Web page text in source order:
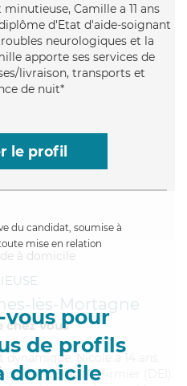
Camille a 11 ans
d'Etat d'aide-soignant
neurologiques et la
apporte ses services de
livraison, transports et
de nuit*
le profil
du candidat, soumise à
mise en relation
pour
de profils
domicile
lès-Mortagne
chez Vous
dynamique, Nicole a 14 ans
d'Etat d'infirmier (DEI).